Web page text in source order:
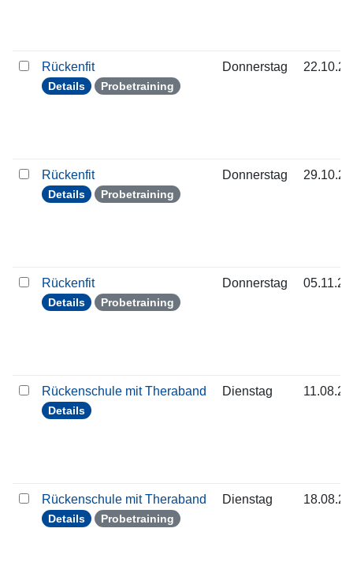
Rückenfit
Details Probetraining
Donnerstag
Rückenfit
Details Probetraining
Donnerstag
Rückenfit
Details Probetraining
Donnerstag
Rückenschule mit Theraband
Details
Dienstag
Rückenschule mit Theraband
Details Probetraining
Dienstag